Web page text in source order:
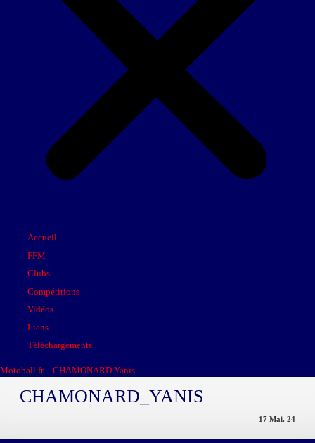
Accueil
FFM
Clubs
Compétitions
Vidéos
Liens
Téléchargements
Motoball.fr> CHAMONARD Yanis
CHAMONARD_YANIS
17 Mai. 24